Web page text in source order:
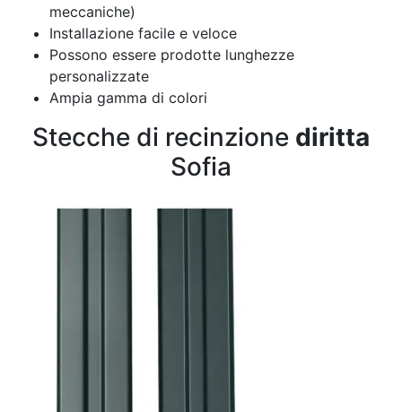
meccaniche)
Installazione facile e veloce
Possono essere prodotte lunghezze
personalizzate
Ampia gamma di colori
Stecche di recinzione diritta
Sofia